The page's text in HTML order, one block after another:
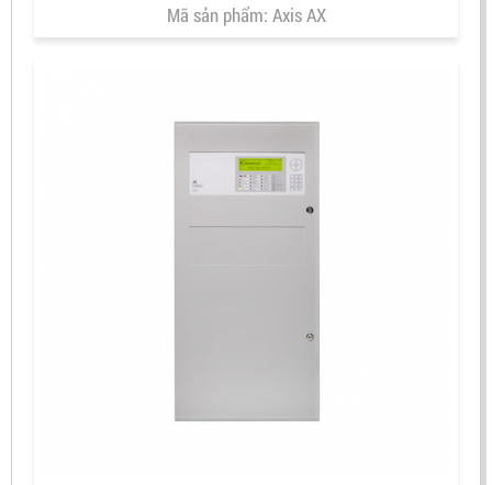
Mã sản phẩm: Axis AX